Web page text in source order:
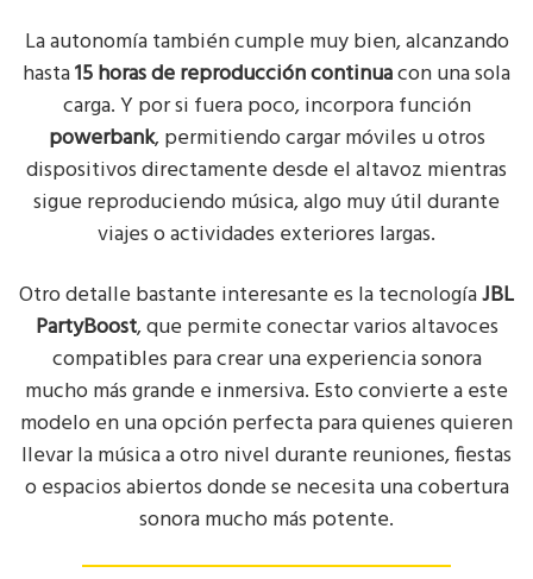
La autonomía también cumple muy bien, alcanzando
hasta15 horas de reproducción continuacon una sola
carga. Y por si fuera poco, incorpora función
powerbank, permitiendo cargar móviles u otros
dispositivos directamente desde el altavoz mientras
sigue reproduciendo música, algo muy útil durante
viajes o actividades exteriores largas.
Otro detalle bastante interesante es la tecnologíaJBL
PartyBoost, que permite conectar varios altavoces
compatibles para crear una experiencia sonora
mucho más grande e inmersiva. Esto convierte a este
modelo en una opción perfecta para quienes quieren
llevar la música a otro nivel durante reuniones, fiestas
o espacios abiertos donde se necesita una cobertura
sonora mucho más potente.